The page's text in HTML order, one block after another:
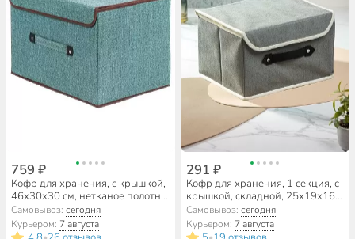
759 ₽
Кофр для хранения, с крышкой,
46х30х30 см, нетканое полотно,
с ручкой, зеленый, Y4-7829
Самовывоз:сегодня
Курьером: 7 августа
291 ₽
Кофр для хранения, 1 секция, с
крышкой, складной, 25х19х16
см, спанбонд, с ручкой, серый,
Y6-10750
Самовывоз: сегодня
Курьером: 7 августа